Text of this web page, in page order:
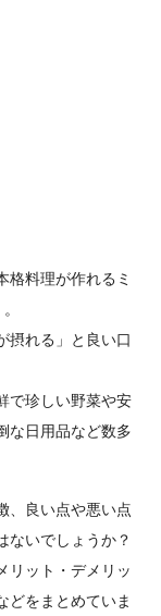
格料理が作れるミ
摂れる」と良い口
で珍しい野菜や安
な日用品など数多
、良い点や悪い点
ないでしょうか？
リット・デメリッ
どをまとめていま